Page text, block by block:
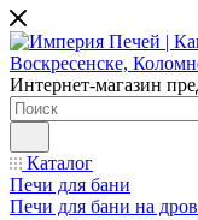
Интернет-магазин
Каталог
Печи для бани
Печи для бани на